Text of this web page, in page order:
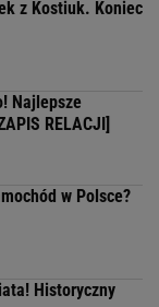
z Kostiuk. Koniec
Najlepsze
RELACJI]
w Polsce?
Historyczny